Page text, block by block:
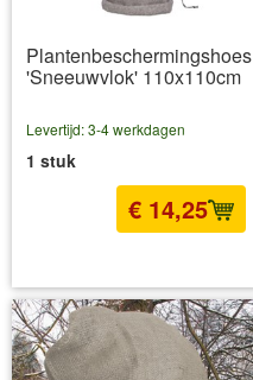
Plantenbeschermingshoes
'Sneeuwvlok' 110x110cm
Levertijd: 3-4 werkdagen
1 stuk
€ 14,25